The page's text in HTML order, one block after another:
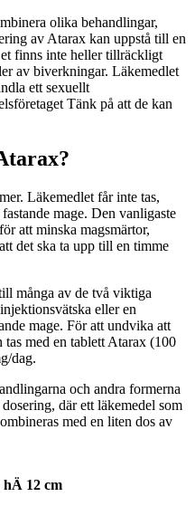
olika behandlingar,
av Atarax kan uppstå till en
finns inte heller tillräckligt
av biverkningar. Läkemedlet
ett sexuellt
Tänk på att de kan
Läkemedlet får inte tas,
mage. Den vanligaste
att minska magsmärtor,
det ska ta upp till en timme
många av de två viktiga
eller en
mage. För att undvika att
med en tablett Atarax (100
dag.
och andra formerna
där ett läkemedel som
med en liten dos av
12 cm